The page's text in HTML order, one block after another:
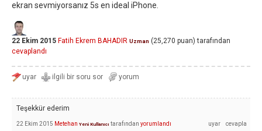
ekran sevmiyorsanız 5s en ideal iPhone.
22 Ekim 2015 Fatih Ekrem BAHADIR Uzman (25,270 puan) tarafından
cevaplandı
Teşekkür ederim
22 Ekim 2015 Metehan Yeni Kullanıcı tarafından yorumlandı